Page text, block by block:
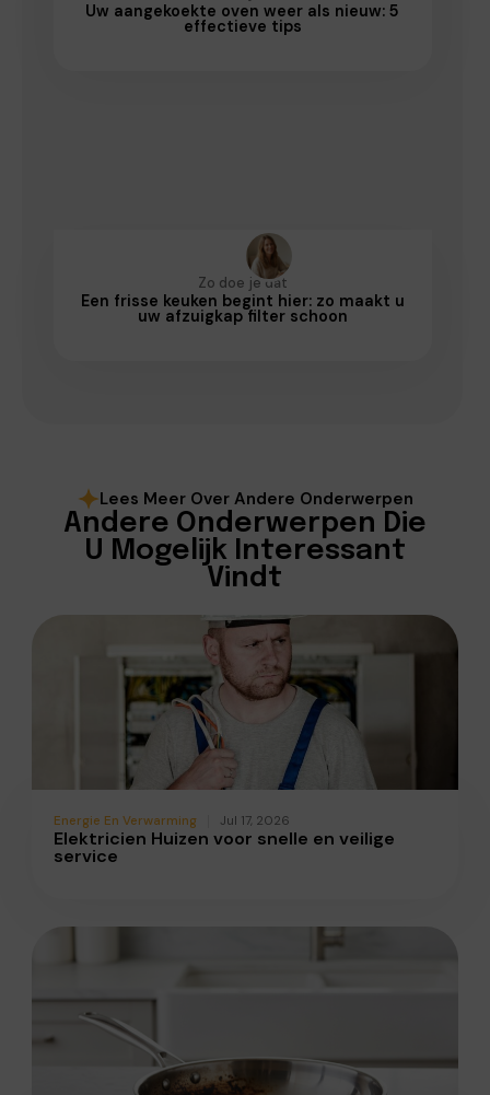
Uw aangekoekte oven weer als nieuw: 5
effectieve tips
Zo doe je dat
Een frisse keuken begint hier: zo maakt u
uw afzuigkap filter schoon
Lees Meer Over Andere Onderwerpen
Andere Onderwerpen Die
U Mogelijk Interessant
Vindt
Energie En Verwarming Jul 17, 2026
Elektricien Huizen voor snelle en veilige
service